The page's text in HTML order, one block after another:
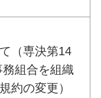
（専決第14
組合を組織
約の変更）